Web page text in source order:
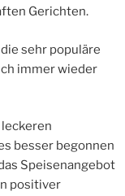
Gerichten.
sehr populäre
immer wieder
besser begonnen
Speisenangebot
positiver